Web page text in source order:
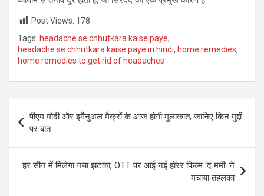
Post Views: 178
Tags: headache se chhutkara kaise paye,
headache se chhutkara kaise paye in hindi, home remedies,
home remedies to get rid of headaches
Post
navigation
पीएम मोदी और इमैनुअल मैक्रों के आज होगी मुलाकात, जानिए किन मुद्दों
पर बात
हर सीन में मिलेगा नया झटका, OTT पर आई नई हॉरर फिल्म ‘द ममी’ ने
मचाया तहलका